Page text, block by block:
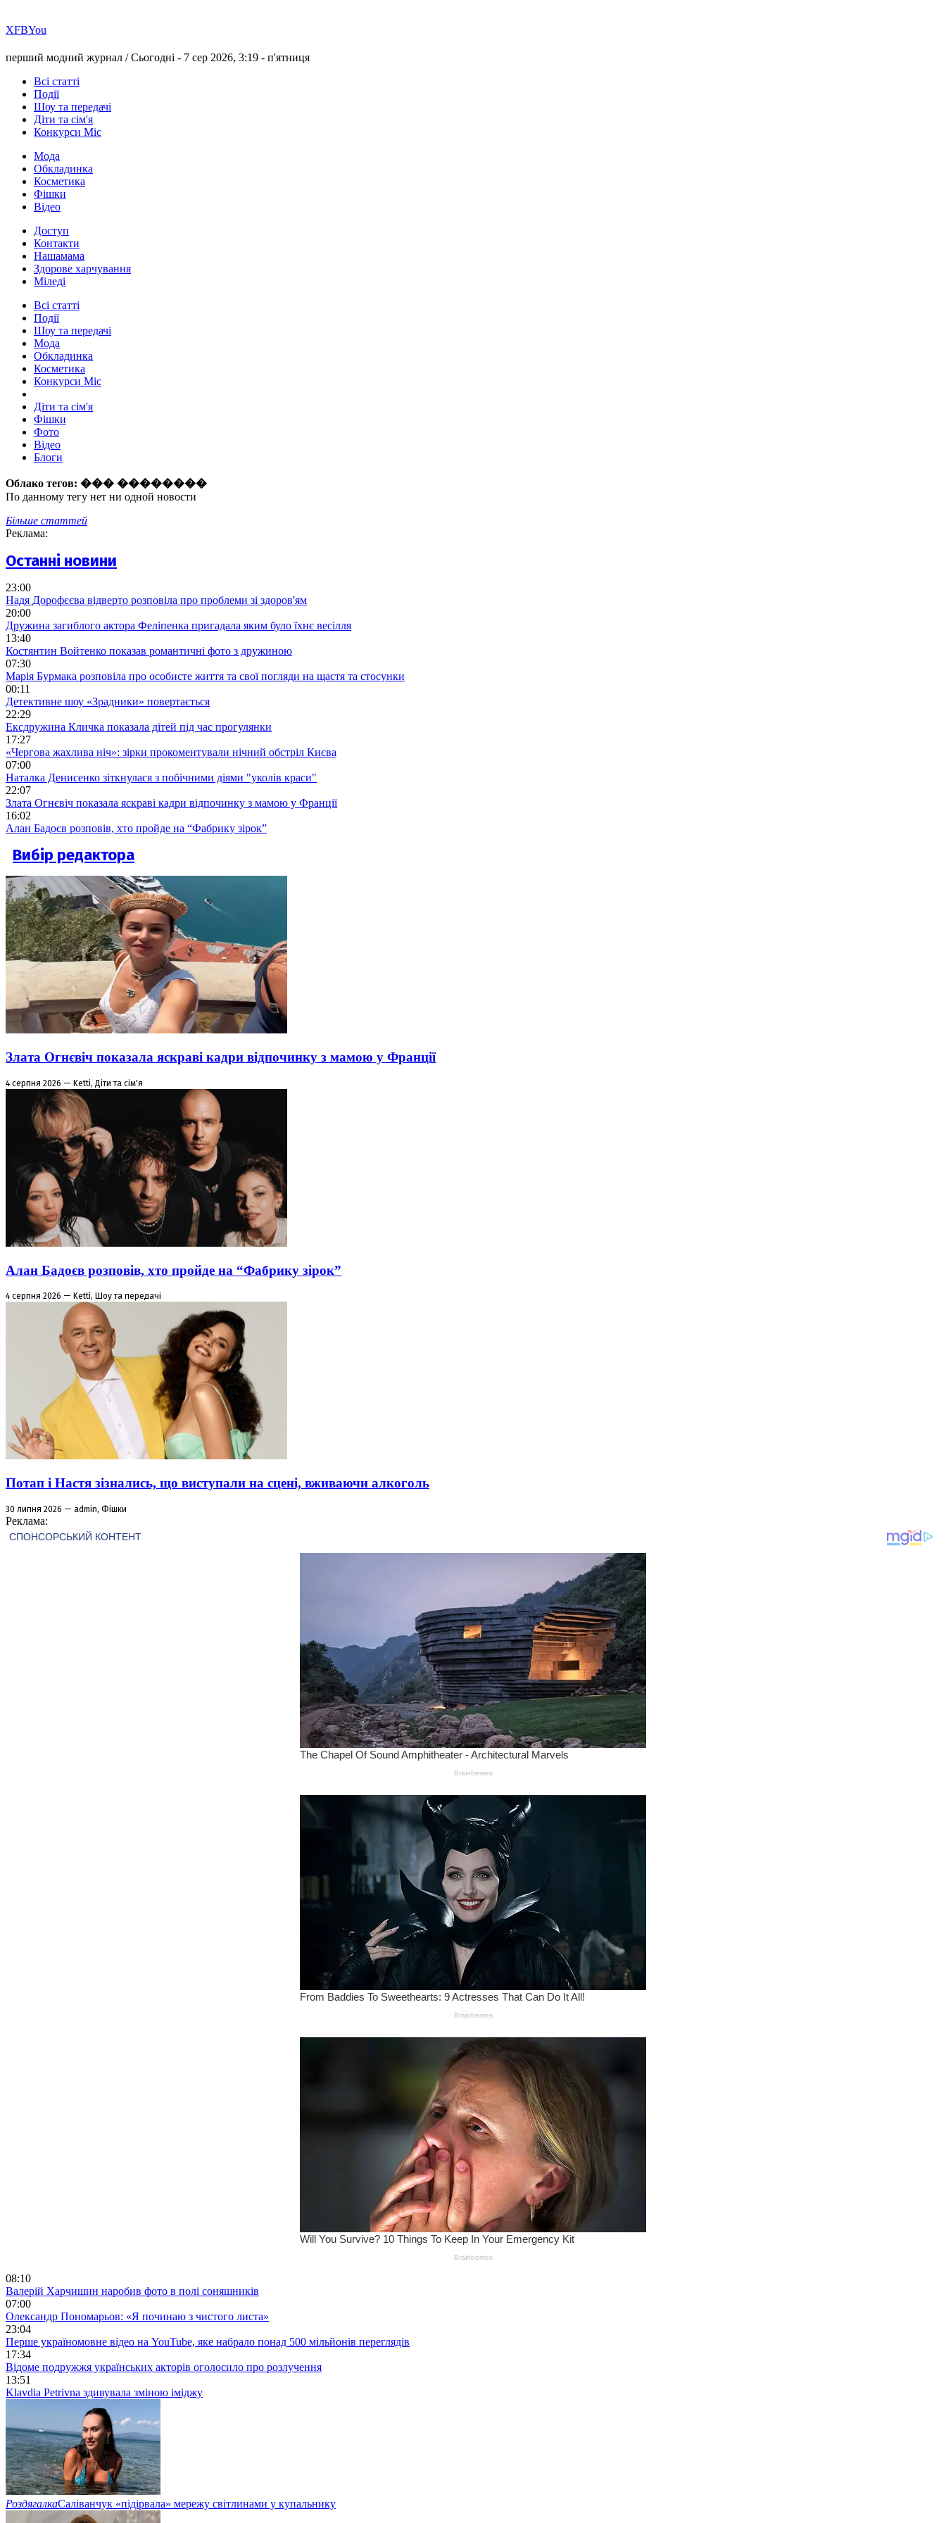
ХFBYou
перший модний журнал /Сьогодні - 7 сер 2026, 3:19 - п'ятниця
Всі статті
Події
Шоу та передачі
Діти та сім'я
Конкурси Міс
Мода
Обкладинка
Косметика
Фішки
Відео
Доступ
Контакти
Нашамама
Здорове харчування
Міледі
Всі статті
Події
Шоу та передачі
Мода
Обкладинка
Косметика
Конкурси Міс
Діти та сім'я
Фішки
Фото
Відео
Блоги
Облако тегов: ��� ��������
По данному тегу нет ни одной новости
Більше статтей
Реклама:
Останні новини
23:00
Надя Дорофєєва відверто розповіла про проблеми зі здоров'ям
20:00
Дружина загиблого актора Феліпенка пригадала яким було їхнє весілля
13:40
Костянтин Войтенко показав романтичні фото з дружиною
07:30
Марія Бурмака розповіла про особисте життя та свої погляди на щастя та стосунки
00:11
Детективне шоу «Зрадники» повертається
22:29
Ексдружина Кличка показала дітей під час прогулянки
17:27
«Чергова жахлива ніч»: зірки прокоментували нічний обстріл Києва
07:00
Наталка Денисенко зіткнулася з побічними діями "уколів краси"
22:07
Злата Огнєвіч показала яскраві кадри відпочинку з мамою у Франції
16:02
Алан Бадоєв розповів, хто пройде на “Фабрику зірок”
Вибір редактора
Злата Огнєвіч показала яскраві кадри відпочинку з мамою у Франції
4 серпня 2026 — Ketti, Діти та сім'я
Алан Бадоєв розповів, хто пройде на “Фабрику зірок”
4 серпня 2026 — Ketti, Шоу та передачі
Потап і Настя зізнались, що виступали на сцені, вживаючи алкоголь
30 липня 2026 — admin, Фішки
Реклама:
08:10
Валерій Харчишин наробив фото в полі соняшників
07:00
Олександр Пономарьов: «Я починаю з чистого листа»
23:04
Перше україномовне відео на YouTube, яке набрало понад 500 мільйонів переглядів
17:34
Відоме подружжя українських акторів оголосило про розлучення
13:51
Klavdia Petrivna здивувала зміною іміджу
РоздягалкаСаліванчук «підірвала» мережу світлинами у купальнику